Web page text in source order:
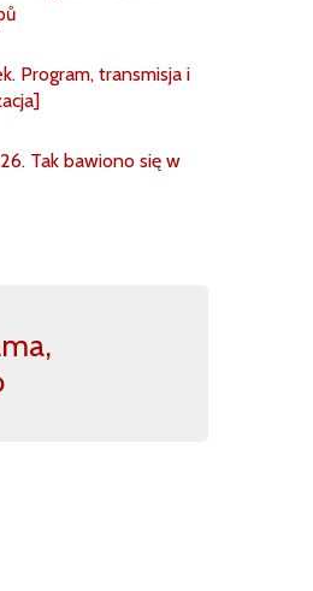
Program, transmisja i
Tak bawiono się w